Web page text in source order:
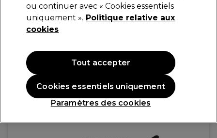
15,79 €
OFFRE
ou continuer avec « Cookies essentiels
uniquement ». Politique relative aux
cookies
Paramètres des cookies
Cookies essentiels uniquement
Tout accepter